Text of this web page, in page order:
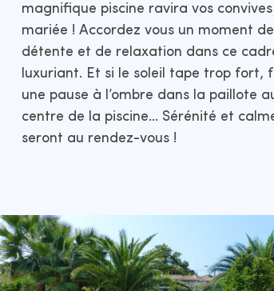
magnifique piscine ravira vos
mariée ! Accordez vous un moment de
détente et de relaxation dans ce
luxuriant. Et si le soleil tape trop fort,
une pause à l’ombre dans la paillote
centre de la piscine… Sérénité et
seront au rendez-vous !